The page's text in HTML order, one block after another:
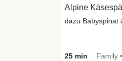
Alpine
dazu Babyspinat
25 min Family